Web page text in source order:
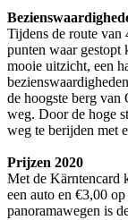
Tijdens de route van
punten waar gestopt
mooie uitzicht, een
de hoogste berg
weg. Door de hoge
weg te berijden met
Prijzen 2020
Met de Kärntencard
een auto en €3,00
panoramawegen is